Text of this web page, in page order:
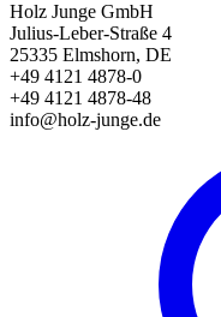
Holz Junge GmbH
Julius-Leber-Straße 4
25335 Elmshorn, DE
+49 4121 4878-0
+49 4121 4878-48
info@holz-junge.de